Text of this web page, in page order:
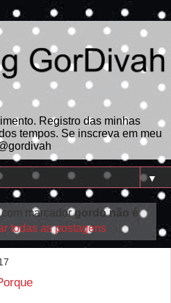
Registro das minhas
tempos. Se inscreva em meu
▼
marcadorgordo não é
todas as postagens